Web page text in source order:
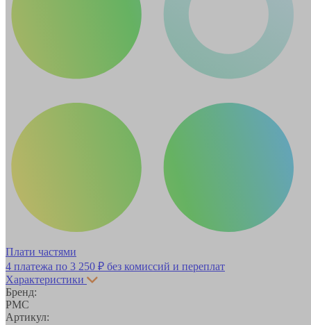
Плати частями
4 платежа по 3 250 ₽ без комиссий и переплат
Характеристики
Бренд:
РМС
Артикул: